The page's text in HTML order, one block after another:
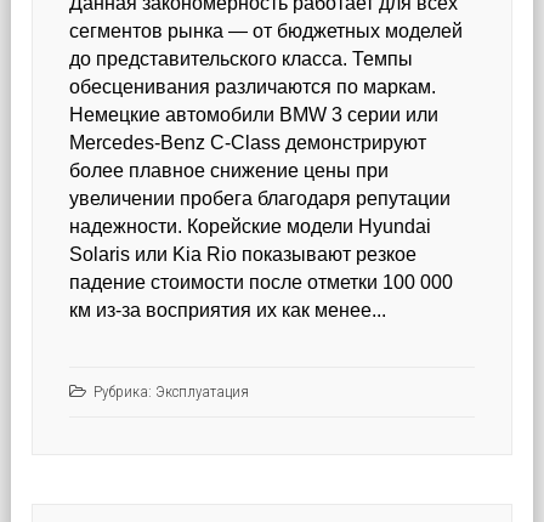
сегментов рынка — от бюджетных моделей
до представительского класса. Темпы
обесценивания различаются по маркам.
Немецкие автомобили BMW 3 серии или
Mercedes-Benz C-Class демонстрируют
более плавное снижение цены при
увеличении пробега благодаря репутации
надежности. Корейские модели Hyundai
Solaris или Kia Rio показывают резкое
падение стоимости после отметки 100 000
км из-за восприятия их как менее...
Рубрика: Эксплуатация